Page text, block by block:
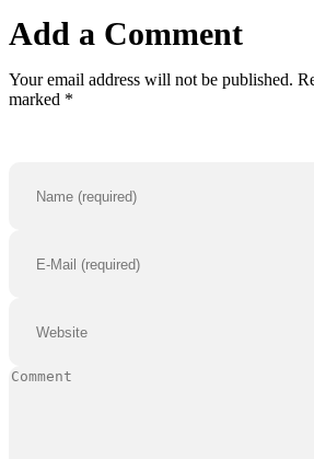
Add a Comment
Your email address will not be published.
marked *